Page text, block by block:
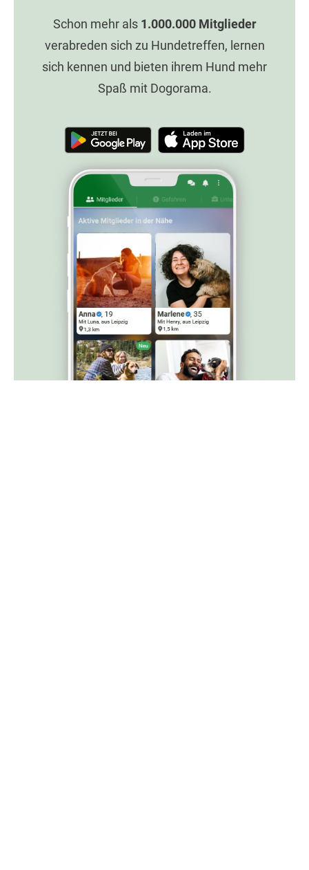
Schon mehr als 1.000.000Mitglieder
verabreden sich zu Hundetreffen, lernen
sich kennen und bieten ihrem Hund mehr
Spaß mit Dogorama.